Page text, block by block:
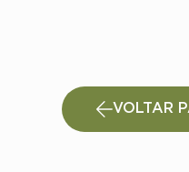
VOLTAR